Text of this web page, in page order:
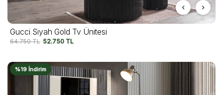
Gucci Siyah Gold Tv Ünitesi
64.750TL 52.750 TL
%19 İndirim